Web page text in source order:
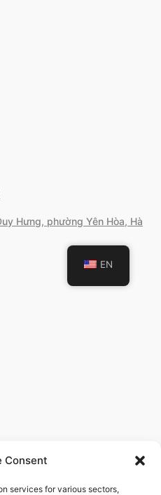
Consent
services for various sectors,
Hưng, phường Yên Hòa, Hà
EN